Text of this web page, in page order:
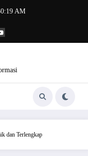
AM
dan Terlengkap